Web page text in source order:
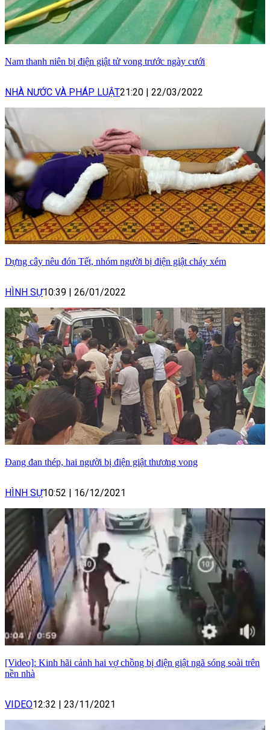
Nam thanh niên bị điện giật tử vong trước ngày cưới
NHÀ NƯỚC VÀ PHÁP LUẬT21:20 | 22/03/2022
Dựng cây nêu đón Tết, nhóm người bị điện giật cháy xém
HÌNH SỰ10:39 26/01/2022
Đang đan thép, hai người bị điện giật thương vong
HÌNH SỰ10:52 16/12/2021
[Video]: Kinh hãi cảnh hai vợ chồng bị điện giật ngã sóng soài trên
nền nhà
VIDEO12:32 | 23/11/2021